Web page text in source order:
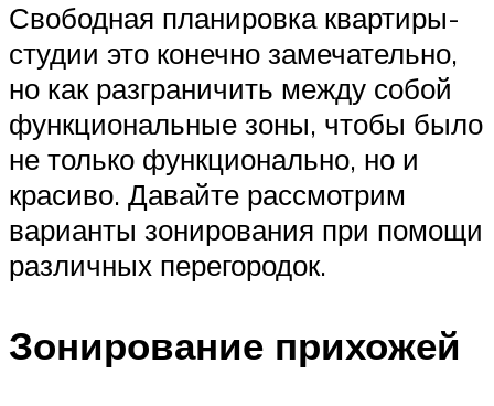
Свободная планировка квартиры-
студии это конечно замечательно,
но как разграничить между собой
функциональные зоны, чтобы было
не только функционально, но и
красиво. Давайте рассмотрим
варианты зонирования при помощи
различных перегородок.
Зонирование прихожей